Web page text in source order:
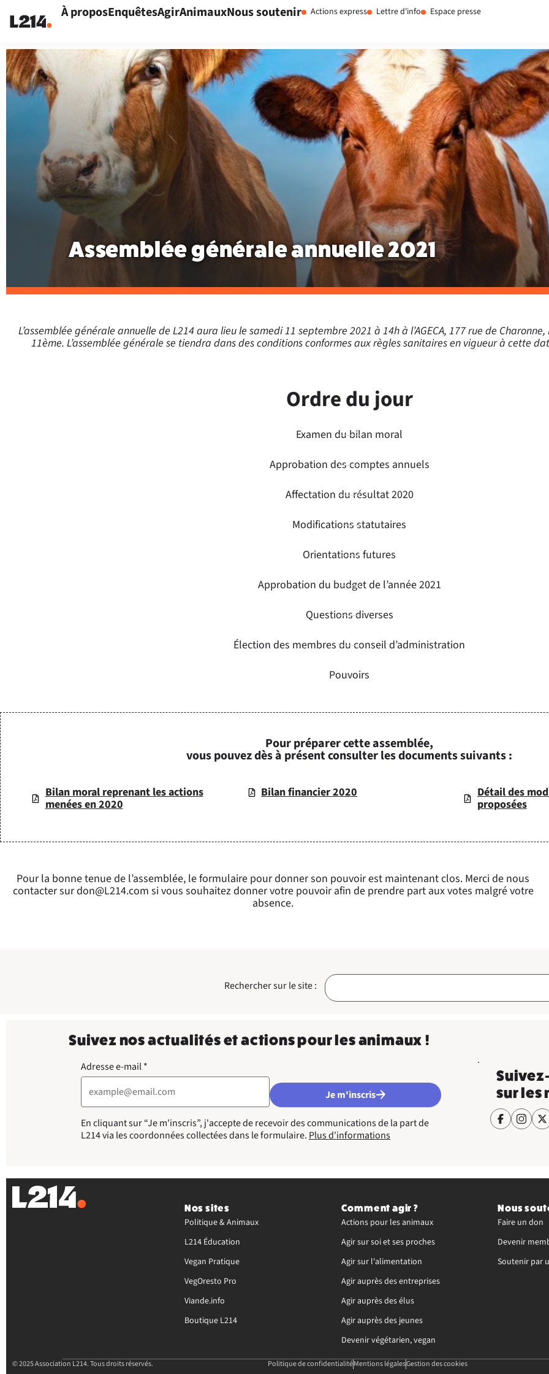
À proposEnquêtesAgirAnimauxNous soutenir Actions express Lettre d'info Espace presse
Assemblée générale annuelle 2021
L’assemblée générale annuelle de L214 aura lieu le samedi 11 septembre 2021 à 14h à l’AGECA, 177 rue de Charonne,
11ème. L’assemblée générale se tiendra dans des conditions conformes aux règles sanitaires en vigueur à cette
Ordre du jour
Examen du bilan moral
Approbation des comptes annuels
Affectation du résultat 2020
Modifications statutaires
Orientations futures
Approbation du budget de l’année 2021
Questions diverses
Élection des membres du conseil d’administration
Pouvoirs
Pour préparer cette assemblée,
vous pouvez dès à présent consulter les documents suivants :
Bilan moral reprenant les actions
menées en 2020
Bilan financier 2020
Détail des
proposées
Pour la bonne tenue de l’assemblée, le formulaire pour donner son pouvoir est maintenant clos. Merci de nous
contacter surdon@L214.com si vous souhaitez donner votre pouvoir afin de prendre part aux votes malgré votre
absence.
Rechercher sur le site :
Suivez nos actualités et actions pour les animaux !
Adresse e-mail*
Je m'inscris
En cliquant sur “Je m'inscris”, j'accepte de recevoir des communications de la part de
L214 via les coordonnées collectées dans le formulaire. Plus d'informations
sur les
Nos sites
Politique & Animaux
L214 Éducation
Vegan Pratique
VegOresto Pro
Viande.info
Boutique L214
Comment agir ?
Actions pour les animaux
Agir sur soi et ses proches
Agir sur l'alimentation
Agir auprès des entreprises
Agir auprès des élus
Agir auprès des jeunes
Devenir végétarien, vegan
Nous
Faire un don
Devenir
Soutenir par
© 2025 Association L214.Tous droits réservés. Politique de confidentialitéMentions légalesGestion des cookies